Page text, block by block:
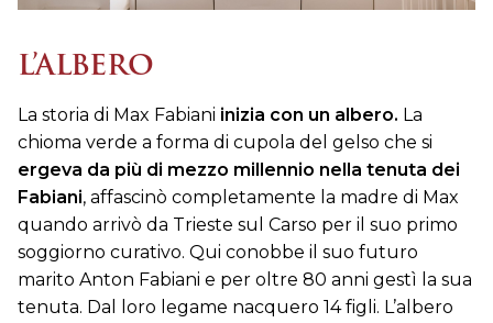
L’ALBERO
La storia di Max Fabiani inizia con un albero. La
chioma verde a forma di cupola del gelso che si
ergeva da più di mezzo millennio nella tenuta dei
Fabiani, affascinò completamente la madre di Max
quando arrivò da Trieste sul Carso per il suo primo
soggiorno curativo. Qui conobbe il suo futuro
marito Anton Fabiani e per oltre 80 anni gestì la sua
tenuta. Dal loro legame nacquero 14 figli. L’albero